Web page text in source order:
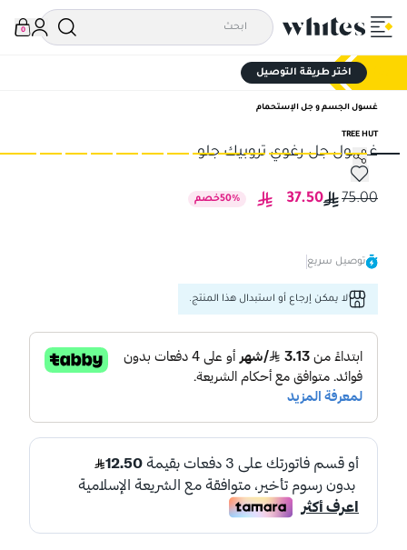
0
اختر طريقة التوصيل
غسول الجسم و جل الإستحمام
TREE HUT
غسول جل رغوي تروبيك جلو
غسول جل رغوي تروبيك جلو
75.00
37.50
50% خصم
توصيل سريع
لا يمكن إرجاع أو استبدال هذا المنتج.